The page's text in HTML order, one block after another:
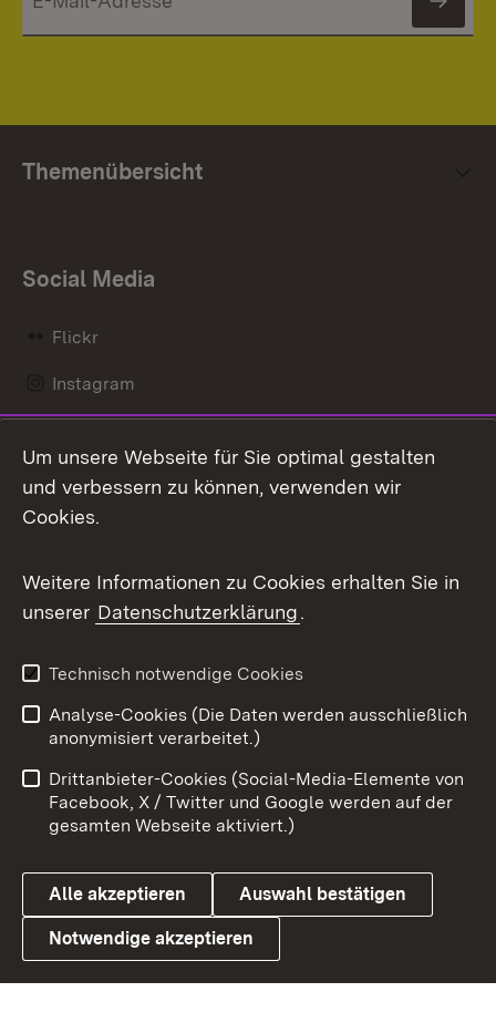
Themenübersicht
Social Media
Flickr
Instagram
Mastodon
Messenger
Social Wall
X / Twitter
Youtube
Link zum Landesportal
Benutzungshinweise
Barrierefreiheit
Datenschutz
Cookies
Um unsere Webseite für Sie optimal gestalten
und verbessern zu können, verwenden wir
Cookies.
Weitere Informationen zu Cookies erhalten Sie in
unserer Datenschutzerklärung.
Technisch notwendige Cookies
Analyse-Cookies (Die Daten werden ausschließlich
anonymisiert verarbeitet.)
Drittanbieter-Cookies (Social-Media-Elemente von
Facebook, X / Twitter und Google werden auf der
gesamten Webseite aktiviert.)
Alle akzeptieren Auswahl bestätigen
Notwendige akzeptieren